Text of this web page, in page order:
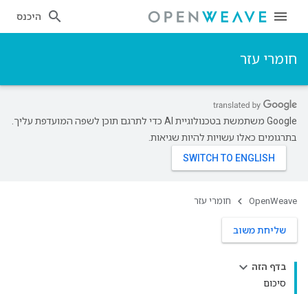
היכנס
חומרי עזר
‫Google משתמשת בטכנולוגיית AI כדי לתרגם תוכן לשפה המועדפת עליך.
בתרגומים כאלו עשויות להיות שגיאות.
OpenWeave חומרי עזר
שליחת משוב
בדף הזה
סיכום